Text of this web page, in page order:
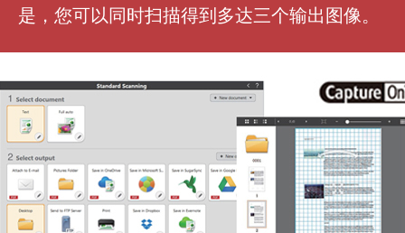
是，您可以同时扫描得到多达三个输出图像。